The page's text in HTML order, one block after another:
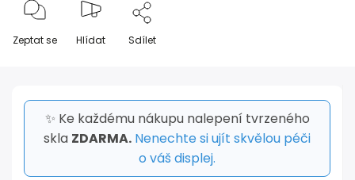
Zeptat se Hlídat Sdílet
✨ Ke každému nákupu nalepení tvrzeného
skla ZDARMA. Nenechte si ujít skvělou péči
o váš displej.